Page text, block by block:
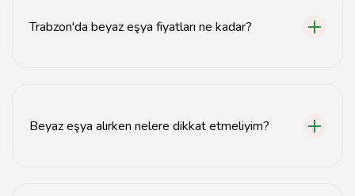
Trabzon'da beyaz eşya fiyatları ne kadar?
Beyaz eşya alırken nelere dikkat etmeliyim?